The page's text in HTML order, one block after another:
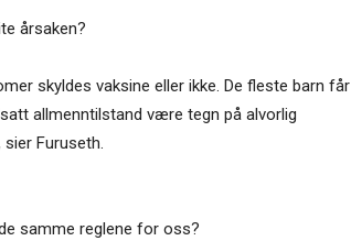
årsaken?
skyldes vaksine eller ikke. De fleste barn får
allmenntilstand være tegn på alvorlig
Furuseth.
samme reglene for oss?